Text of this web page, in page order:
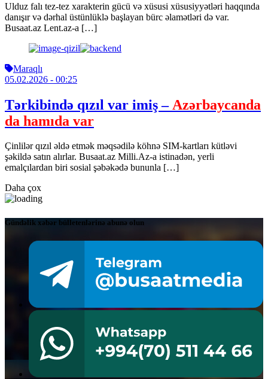
Ulduz falı tez-tez xarakterin gücü və xüsusi xüsusiyyətləri haqqında
danışır və dərhal üstünlüklə başlayan bürc əlamətləri də var.
Busaat.az Lent.az-a […]
Maraqlı
05.02.2026 - 00:25
Tərkibində qızıl var imiş – Azərbaycanda
da hamıda var
Çinlilər qızıl əldə etmək məqsədilə köhnə SIM-kartları kütləvi
şəkildə satın alırlar. Busaat.az Milli.Az-a istinadən, yerli
emalçılardan biri sosial şəbəkədə bununla […]
Daha çox
Gündəlik xəbər bülletenlərinə abunə olun